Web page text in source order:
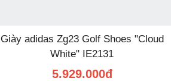
Giày adidas Zg23 Golf Shoes "Cloud
White" IE2131
5.929.000đ